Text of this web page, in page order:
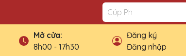
Mở cửa:
8h00 - 17h30
Đăng ký
Đăng nhập